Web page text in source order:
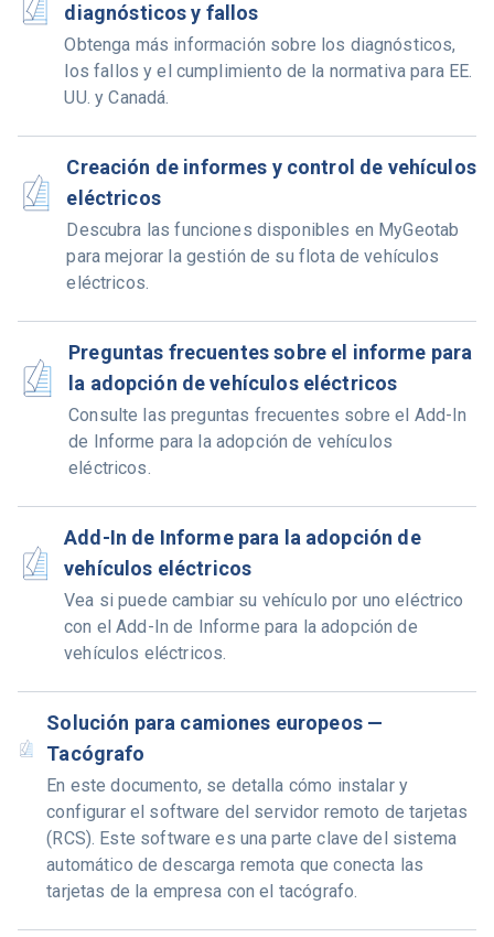
diagnósticos y fallos
Obtenga más información sobre los diagnósticos,
los fallos y el cumplimiento de la normativa para EE.
UU. y Canadá.
Creación de informes y control de vehículos
eléctricos
Descubra las funciones disponibles en MyGeotab
para mejorar la gestión de su flota de vehículos
eléctricos.
Preguntas frecuentes sobre el informe para
la adopción de vehículos eléctricos
Consulte las preguntas frecuentes sobre el Add-In
de Informe para la adopción de vehículos
eléctricos.
Add-In de Informe para la adopción de
vehículos eléctricos
Vea si puede cambiar su vehículo por uno eléctrico
con el Add-In de Informe para la adopción de
vehículos eléctricos.
Solución para camiones europeos —
Tacógrafo
En este documento, se detalla cómo instalar y
configurar el software del servidor remoto de tarjetas
(RCS). Este software es una parte clave del sistema
automático de descarga remota que conecta las
tarjetas de la empresa con el tacógrafo.